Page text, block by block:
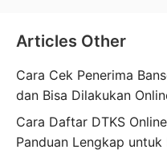
Articles Other
Cara Cek Penerima
dan Bisa Dilakukan
Cara Daftar DTKS
Panduan Lengkap untuk